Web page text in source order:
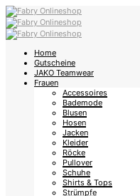
Home
Gutscheine
JAKO Teamwear
Frauen
Accessoires
Bademode
Blusen
Hosen
Jacken
Kleider
Röcke
Pullover
Schuhe
Shirts & Tops
Strümpfe